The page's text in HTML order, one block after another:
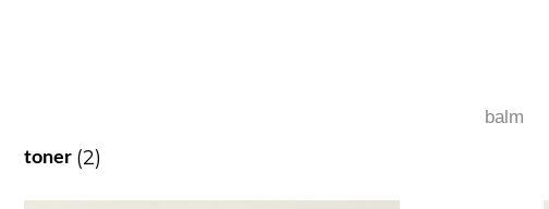
balm
toner (2)